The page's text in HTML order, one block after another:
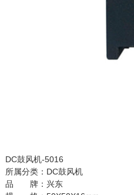
DC鼓风机-5016
所属分类： DC鼓风机
品 牌： 兴东